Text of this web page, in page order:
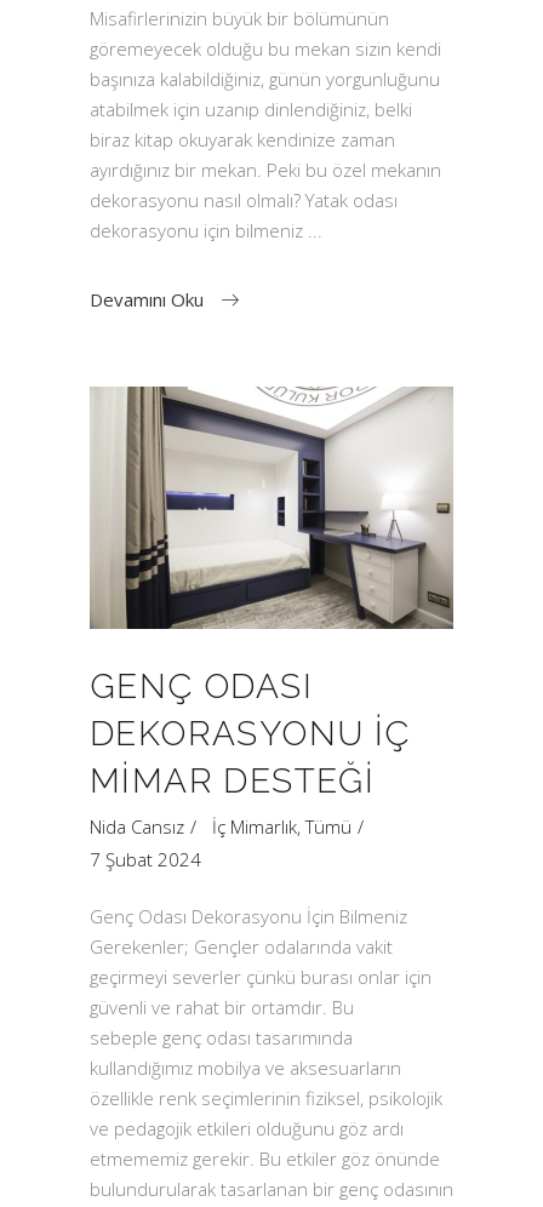
Misafirlerinizin büyük bir bölümünün
göremeyecek olduğu bu mekan sizin kendi
başınıza kalabildiğiniz, günün yorgunluğunu
atabilmek için uzanıp dinlendiğiniz, belki
biraz kitap okuyarak kendinize zaman
ayırdığınız bir mekan. Peki bu özel mekanın
dekorasyonu nasıl olmalı? Yatak odası
dekorasyonu için bilmeniz
Devamını Oku
GENÇ ODASI
DEKORASYONU İÇ
MIMAR DESTEĞI
Nida Cansız İç Mimarlık,Tümü
7 Şubat 2024
Genç Odası Dekorasyonu İçin Bilmeniz
Gerekenler; Gençler odalarında vakit
geçirmeyi severler çünkü burası onlar için
güvenli ve rahat bir ortamdır. Bu
sebeple genç odası tasarımında
kullandığımız mobilya ve aksesuarların
özellikle renk seçimlerinin fiziksel, psikolojik
ve pedagojik etkileri olduğunu göz ardı
etmememiz gerekir. Bu etkiler göz önünde
bulundurularak tasarlanan bir genç odasının